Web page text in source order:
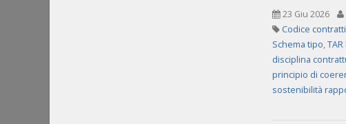
23 Giu 2026
Codice
Schema tipo,
disciplina
principio di
sostenibilità